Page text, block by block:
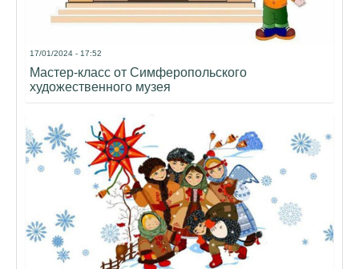
17/01/2024 - 17:52
Мастер-класс от Симферопольского
художественного музея